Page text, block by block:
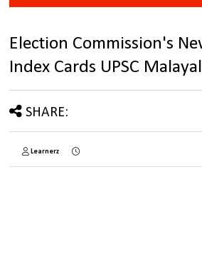
Election Commission's
Index Cards UPSC
SHARE:
Learnerz